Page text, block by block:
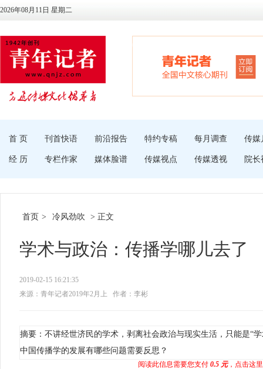
2026年08月11日 星期二
首 页 刊首快语 前沿报告 特约专稿 每月调查 传媒
经 历 专栏作家 媒体脸谱 传媒视点 传媒透视 院长
首页 > 冷风劲吹 > 正文
学术与政治：传播学哪儿去了
2019-02-15 16:21:35
来源：青年记者2019年2月上
作者：李彬
摘要：不讲经世济民的学术，剥离社会政治与现实生活，只能是“
中国传播学的发展有哪些问题需要反思？
阅读此信息需要您支付 0.5 元，点击这